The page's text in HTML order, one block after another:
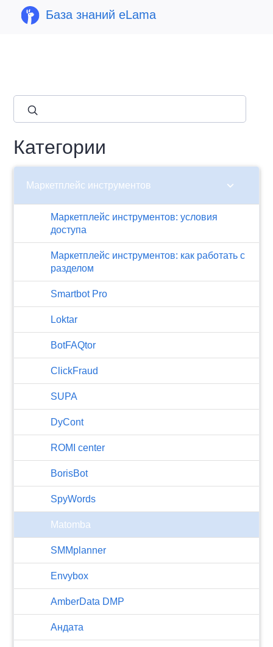
База знаний eLama
Категории
Маркетплейс инструментов chevron_right
Маркетплейс инструментов: условия
доступа
Маркетплейс инструментов: как работать с
разделом
Smartbot Pro
Loktar
BotFAQtor
​ClickFraud
SUPA
DyCont
ROMI center
BorisBot
SpyWords
Matomba
SMMplanner
Envybox
AmberData DMP
Андата